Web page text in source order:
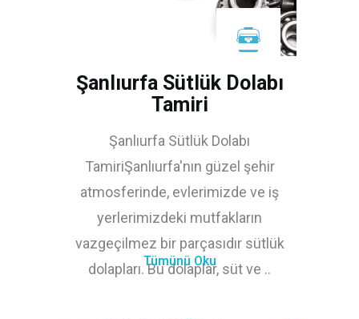
Şanlıurfa Sütlük Dolabı
Tamiri
Şanlıurfa Sütlük Dolabı
TamiriŞanlıurfa'nın güzel şehir
atmosferinde, evlerimizde ve iş
yerlerimizdeki mutfakların
vazgeçilmez bir parçasıdır sütlük
dolapları. Bu dolaplar, süt ve ..
Tümünü Oku